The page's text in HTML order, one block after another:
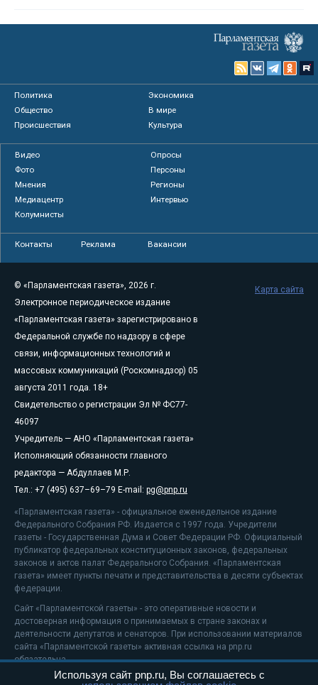
Политика
Экономика
Общество
В мире
Происшествия
Культура
Видео
Опросы
Фото
Персоны
Мнения
Регионы
Медиацентр
Интервью
Колумнисты
Контакты Реклама Вакансии
© «Парламентская газета», 2026 г.
Электронное периодическое издание
«Парламентская газета» зарегистрировано в
Федеральной службе по надзору в сфере
связи, информационных технологий и
массовых коммуникаций (Роскомнадзор) 05
августа 2011 года. 18+
Свидетельство о регистрации Эл № ФС77-
46097
Учредитель — АНО «Парламентская газета»
Исполняющий обязанности главного
редактора — Абдуллаев М.Р.
Тел.: +7 (495) 637–69–79 E-mail: pg@pnp.ru
«Парламентская газета» - официальное еженедельное издание
Федерального Собрания РФ. Издается с 1997 года. Учредители
газеты - Государственная Дума и Совет Федерации РФ. Официальный
публикатор федеральных конституционных законов, федеральных
законов и актов палат Федерального Собрания. «Парламентская
газета» имеет пункты печати и представительства в десяти субъектах
федерации.
Сайт «Парламентской газеты» - это оперативные новости и
достоверная информация о принимаемых в стране законах и
деятельности депутатов и сенаторов. При использовании материалов
сайта «Парламентской газеты» активная ссылка на pnp.ru
обязательна.
На информационном ресурсе применяютсярекомендательные
Карта сайта
Используя сайт pnp.ru, Вы соглашаетесь с